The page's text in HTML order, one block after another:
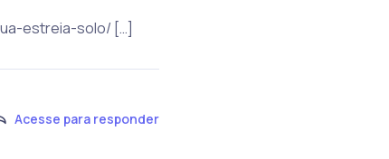
estreia-solo/ […]
Acesse para responder